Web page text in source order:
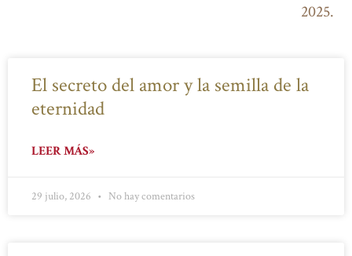
2025.
El secreto del amor y la semilla de la
eternidad
LEER MÁS»
29 julio, 2026 No hay comentarios